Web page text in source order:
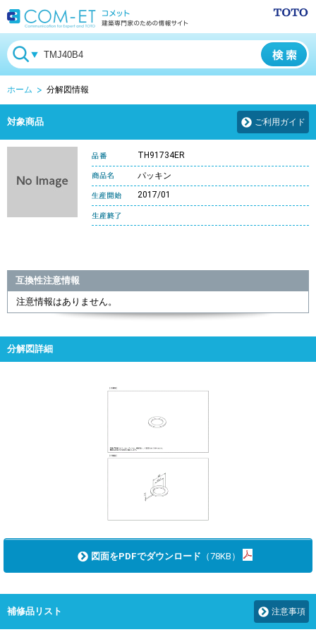
ホーム 分解図情報
対象商品 ご利用ガイド
TH91734ER
パッキン
2017/01
互換性注意情報
注意情報はありません。
分解図詳細
図面をPDFでダウンロード （78KB）
補修品リスト 注意事項